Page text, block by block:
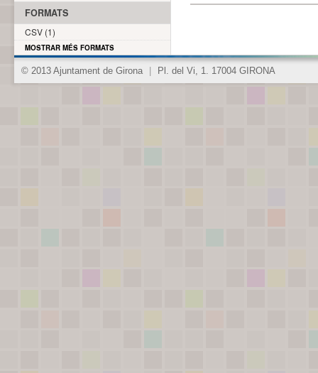
FORMATS
CSV (1)
MOSTRAR MÉS FORMATS
© 2013 Ajuntament de Girona Pl. del Vi, 1. 17004 GIRONA